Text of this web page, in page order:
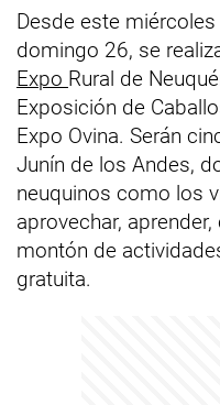
Desde este
domingo 26, se
Expo Rural de
Exposición de
Expo Ovina. Serán
Junín de los Andes,
neuquinos como los
aprovechar,
montón de
gratuita.